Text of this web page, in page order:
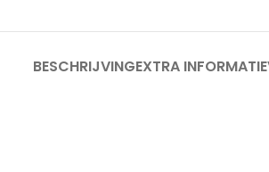
BESCHRIJVINGEXTRA INFORMATIE